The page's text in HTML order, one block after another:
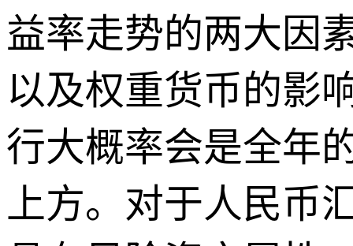
益率走势的两大因
以及权重货币的影
行大概率会是全年
上方。对于人民币